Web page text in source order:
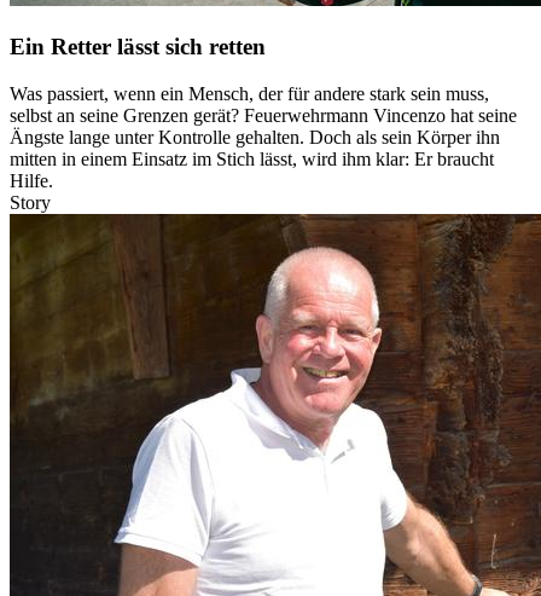
Ein Retter lässt sich retten
Was passiert, wenn ein Mensch, der für andere stark sein muss,
selbst an seine Grenzen gerät? Feuerwehrmann Vincenzo hat seine
Ängste lange unter Kontrolle gehalten. Doch als sein Körper ihn
mitten in einem Einsatz im Stich lässt, wird ihm klar: Er braucht
Hilfe.
Story